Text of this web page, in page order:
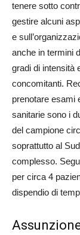
tenere sotto
gestire alcuni
e
anche in termini
gradi di intensità
concomitanti.
prenotare esami
sanitarie sono i
del campione
soprattutto al
complesso.
per circa 4
dispendio di